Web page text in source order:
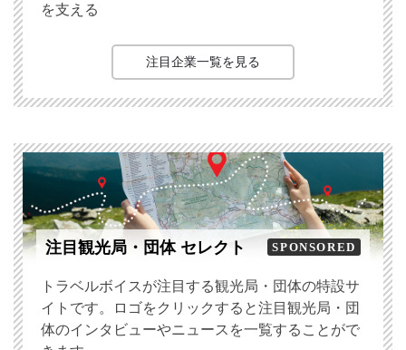
を支える
注目企業一覧を見る
注目観光局・団体 セレクト SPONSORED
トラベルボイスが注目する観光局・団体の特設サ
イトです。ロゴをクリックすると注目観光局・団
体のインタビューやニュースを一覧することがで